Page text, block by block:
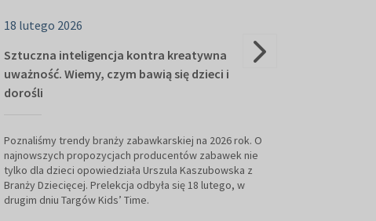
18 lutego 2026
Sztuczna inteligencja kontra kreatywna
uważność. Wiemy, czym bawią się dzieci i
dorośli
Poznaliśmy trendy branży zabawkarskiej na 2026 rok. O
najnowszych propozycjach producentów zabawek nie
tylko dla dzieci opowiedziała Urszula Kaszubowska z
Branży Dziecięcej. Prelekcja odbyła się 18 lutego, w
drugim dniu Targów Kids’ Time.